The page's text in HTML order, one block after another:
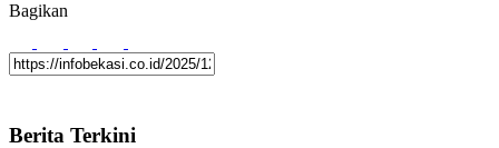
Bagikan
Berita Terkini